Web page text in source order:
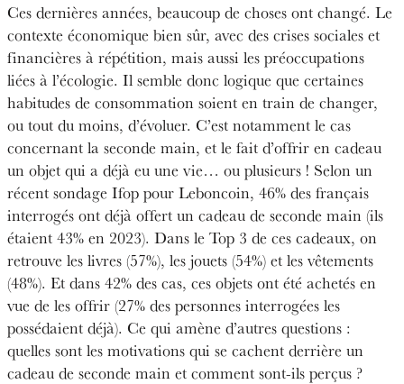
Ces dernières années, beaucoup de choses ont changé. Le
contexte économique bien sûr, avec des crises sociales et
financières à répétition, mais aussi les préoccupations
liées à l’écologie. Il semble donc logique que certaines
habitudes de consommation soient en train de changer,
ou tout du moins, d’évoluer. C’est notamment le cas
concernant la seconde main, et le fait d’offrir en cadeau
un objet qui a déjà eu une vie… ou plusieurs ! Selon un
récent sondage Ifop pour Leboncoin, 46% des français
interrogés ont déjà offert un cadeau de seconde main (ils
étaient 43% en 2023). Dans le Top 3 de ces cadeaux, on
retrouve les livres (57%), les jouets (54%) et les vêtements
(48%). Et dans 42% des cas, ces objets ont été achetés en
vue de les offrir (27% des personnes interrogées les
possédaient déjà). Ce qui amène d’autres questions :
quelles sont les motivations qui se cachent derrière un
cadeau de seconde main et comment sont-ils perçus ?